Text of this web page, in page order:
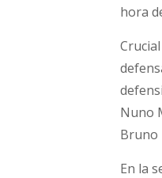
hora
Nuno
Bruno
En la